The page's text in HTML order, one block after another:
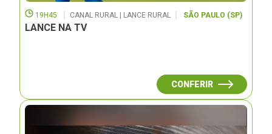
19H45 CANAL RURAL | LANCE RURAL SÃO PAULO (SP)
LANCE NA TV
CONFERIR